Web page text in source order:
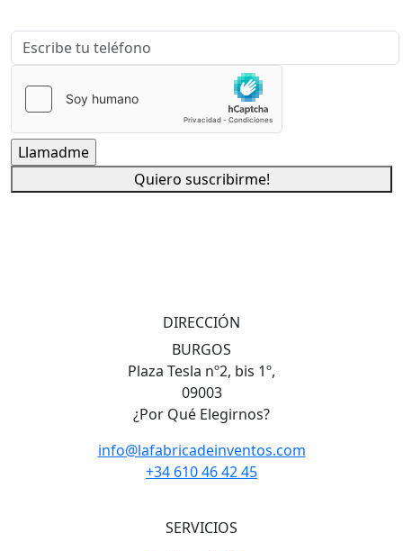
Quiero suscribirme!
DIRECCIÓN
BURGOS
Plaza Tesla nº2, bis 1º,
09003
¿Por Qué Elegirnos?
info@lafabricadeinventos.com
+34 610 46 42 45
SERVICIOS